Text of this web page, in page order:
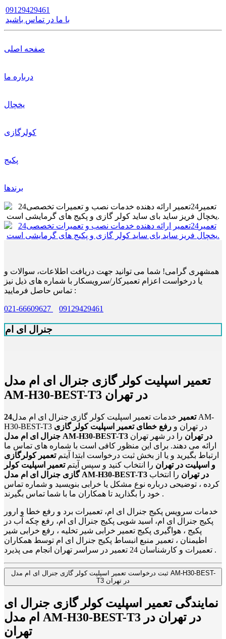
09129429461
با ما در تماس باشید
صفحه اصلی
درباره ما
یخچال
کولرگازی
پکیج
برندها
همشهری گرامی! شما می توانید جهت دریافت اطلاعات، سوالات و
یا درخواست اعزام تعمیرکار/سرویسکار با شماره های ذیل نیز
تماس حاصل فرمایید :
021-66609627 09129429461
جنرال ای ام
تعمیر اسپلیت کولر گازی جنرال ای ام مدل
AM-H30-BEST-T3 در تهران
24تعمیر خدمات تعمیر اسپلیت کولر گازی جنرال ای ام مدل AM-
H30-BEST-T3 در تهران و رفع خطای تعمیر اسپلیت کولر گازی
جنرال ای ام مدل AM-H30-BEST-T3 در تهران را در شهر تهران
ارائه می دهند. برای این منظور کافی است با شماره های تماس ما
ارتباط بگیرید و یا از بخش ثبت درخواست ابتدا آیتمتعمیر کولرگازی
و اسپلیت در تهران را انتخاب کنید و سپس آیتمتعمیر اسپلیت کولر
گازی جنرال ای ام مدل AM-H30-BEST-T3 در تهران را انتخاب
کرده ، توضیحی درباره نوع مشکل یا خرابی بنویسید و شماره تماس
خود را بگذارید تا همکاران ما با شما تماس بگیرند .
خدمات سرویس پکیج جنرال ای ام، تعمیرات برد و رفع خطا و ارور
پکیج جنرال ای ام، اسید شویی پکیج جنرال ای ام، رفع چکه آب در
پکیج ، هواگیری پکیج تعمیر خرابی شیر تخلیه ، رفع خرابی شیر
اطیمنان ، تعمیر منبع انبساط پکیج جنرال ای ام توسط همکاران
تعمیرات و کارشناسان 24 تعمیر در سراسر تهران انجام می پذیرد .
ثبت درخواست تعمیر اسپلیت کولر گازی جنرال ای ام مدل AM-H30-BEST-
T3 در تهران
نمایندگی تعمیر اسپلیت کولر گازی جنرال ای
ام مدل AM-H30-BEST-T3 در تهران در
تهران